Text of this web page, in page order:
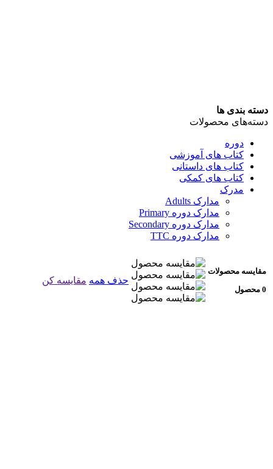
دسته بندی ها
دسته‌های محصولات
دوره
کتاب های آموزشی
کتاب های داستانی
کتاب های کمکی
مدرک
مدارک Adults
مدارک دوره Primary
مدارک دوره Secondary
مدارک دوره TTC
مقایسه محصولات
0 محصول
حذف همه مقایسه کن